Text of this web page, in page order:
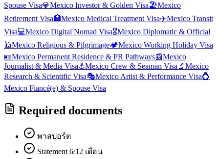
Spouse Visa💎Mexico Investor & Golden Visa🏖️Mexico
Retirement Visa🏥Mexico Medical Treatment Visa✈️Mexico Transit
Visa💻Mexico Digital Nomad Visa🎖️Mexico Diplomatic & Official
🕌Mexico Religious & Pilgrimage🏕️Mexico Working Holiday Visa
🪪Mexico Permanent Residence & PR Pathways📰Mexico
Journalist & Media Visa⚓Mexico Crew & Seaman Visa 🔬 Mexico
Research & Scientific Visa🎭Mexico Artist & Performance Visa💍
Mexico Fiancé(e) & Spouse Visa
Required documents
พาสปอร์ต
Statement 6/12 เดือน